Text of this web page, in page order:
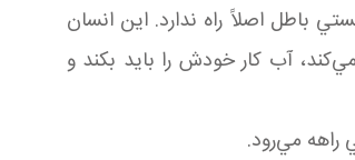
باطل اصلاً راه ندارد. اين انسان
آب کار خودش را بايد بکند و
راهه مي‌رود.